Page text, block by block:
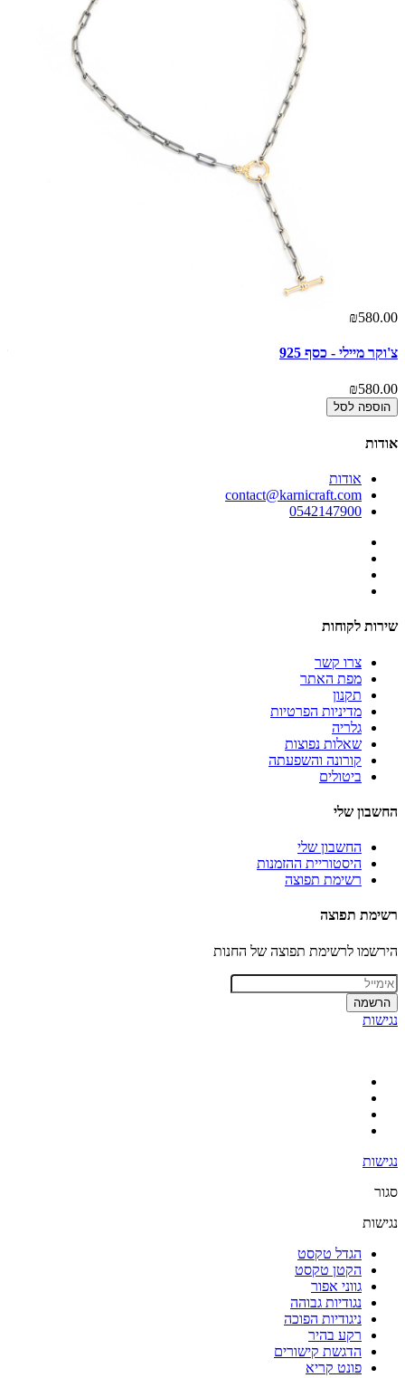
₪580.00
צ'וקר מיילי - כסף 925
₪580.00
הוספה לסל
אודות
אודות
contact@karnicraft.com
0542147900
שירות לקוחות
צרו קשר
מפת האתר
תקנון
מדיניות הפרטיות
גלריה
שאלות נפוצות
קורונה והשפעתה
ביטולים
החשבון שלי
החשבון שלי
היסטוריית ההזמנות
רשימת תפוצה
רשימת תפוצה
הירשמו לרשימת תפוצה של החנות
הרשמה
נגישות
נגישות
סגור
נגישות
הגדל טקסט
הקטן טקסט
גווני אפור
נגודיות גבוהה
ניגודיות הפוכה
רקע בהיר
הדגשת קישורים
פונט קריא